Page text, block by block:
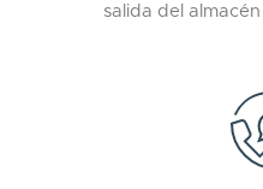
salida del